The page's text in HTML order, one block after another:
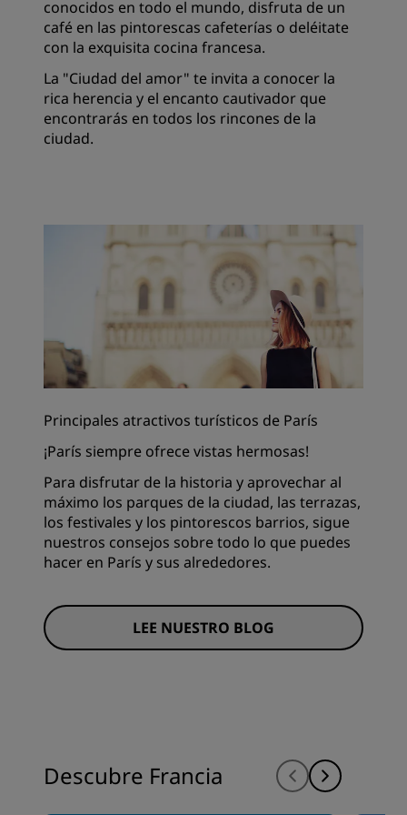
conocidos en todo el mundo, disfruta de un
café en las pintorescas cafeterías o deléitate
con la exquisita cocina francesa.
La "Ciudad del amor" te invita a conocer la
rica herencia y el encanto cautivador que
encontrarás en todos los rincones de la
ciudad.
Principales atractivos turísticos de París
¡París siempre ofrece vistas hermosas!
Para disfrutar de la historia y aprovechar al
máximo los parques de la ciudad, las terrazas,
los festivales y los pintorescos barrios, sigue
nuestros consejos sobre todo lo que puedes
hacer en París y sus alrededores.
LEE NUESTRO BLOG
Descubre Francia